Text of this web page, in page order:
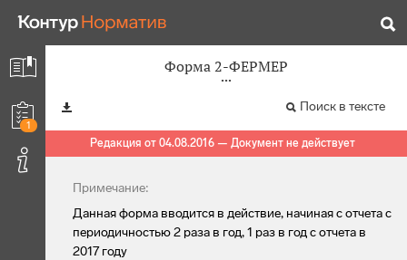
1
Форма 2-ФЕРМЕР
Поиск в тексте
Редакция от 04.08.2016 — Документ не действует
Примечание:
Данная форма вводится в действие, начиная с отчета с
периодичностью 2 раза в год, 1 раз в год с отчета в
2017 году